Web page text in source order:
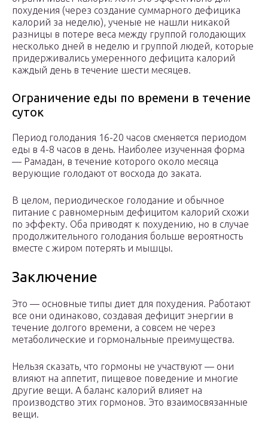
похудения (через создание суммарного дефицика
калорий за неделю), ученые не нашли никакой
разницы в потере веса между группой голодающих
несколько дней в неделю и группой людей, которые
придерживались умеренного дефицита калорий
каждый день в течение шести месяцев.
Ограничение еды по времени в течение
суток
Период голодания 16-20 часов сменяется периодом
еды в 4-8 часов в день. Наиболее изученная форма
— Рамадан, в течение которого около месяца
верующие голодают от восхода до заката.
В целом, периодическое голодание и обычное
питание с равномерным дефицитом калорий схожи
по эффекту. Оба приводят к похудению, но в случае
продолжительного голодания больше вероятность
вместе с жиром потерять и мышцы.
Заключение
Это — основные типы диет для похудения. Работают
все они одинаково, создавая дефицит энергии в
течение долгого времени, а совсем не через
метаболические и гормональные преимущества.
Нельзя сказать, что гормоны не участвуют — они
влияют на аппетит, пищевое поведение и многие
другие вещи. А баланс калорий влияет на
производство этих гормонов. Это взаимосвязанные
вещи.